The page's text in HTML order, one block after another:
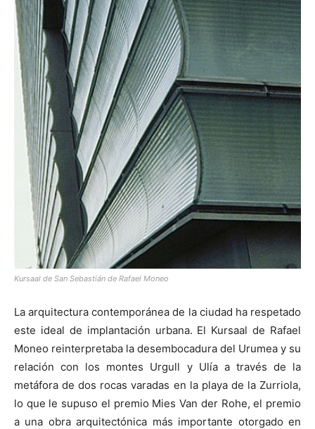
Kursaal de San Sebastián de Rafael Moneo
La arquitectura contemporánea de la ciudad ha respetado
este ideal de implantación urbana. El Kursaal de Rafael
Moneo reinterpretaba la desembocadura del Urumea y su
relación con los montes Urgull y Ulía a través de la
metáfora de dos rocas varadas en la playa de la Zurriola,
lo que le supuso el premio Mies Van der Rohe, el premio
a una obra arquitectónica más importante otorgado en